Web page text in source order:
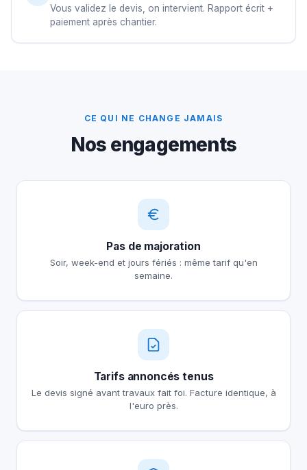
Vous validez le devis, on intervient. Rapport écrit +
paiement après chantier.
CE QUI NE CHANGE JAMAIS
Nos engagements
Pas de majoration
Soir, week-end et jours fériés : même tarif qu'en
semaine.
Tarifs annoncés tenus
Le devis signé avant travaux fait foi. Facture identique, à
l'euro près.